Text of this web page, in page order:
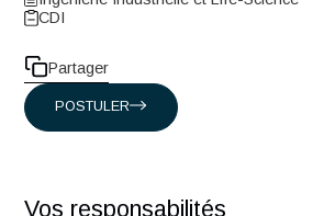
Suisse - Genève
Ingénierie Industrielle et Life-Science
CDI
POSTULER